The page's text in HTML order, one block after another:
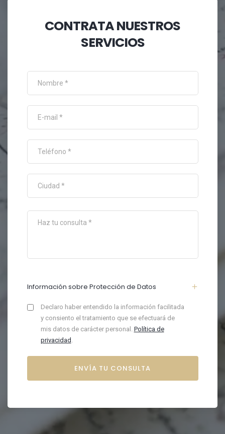
CONTRATA NUESTROS
SERVICIOS
Información sobre Protección de Datos
Declaro haber entendido la información facilitada
y consiento el tratamiento que se efectuará de
mis datos de carácter personal. Política de
privacidad .